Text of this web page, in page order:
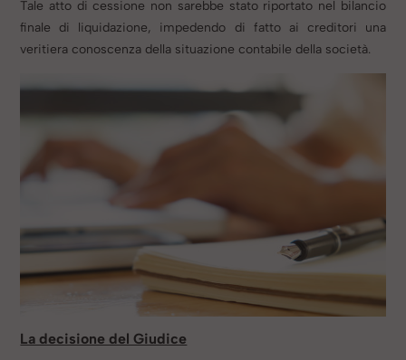
Tale atto di cessione non sarebbe stato riportato nel bilancio
finale di liquidazione, impedendo di fatto ai creditori una
veritiera conoscenza della situazione contabile della società.
La decisione del Giudice